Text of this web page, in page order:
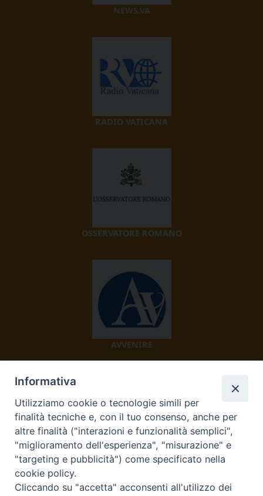
NEWS.VA
RADIO VATICANA
OSSERVATORE ROMANO
AVVENIRE
TV 2000
Informativa
Utilizziamo cookie o tecnologie simili per
finalità tecniche e, con il tuo consenso, anche per
altre finalità ("interazioni e funzionalità semplici",
"miglioramento dell'esperienza", "misurazione" e
"targeting e pubblicità") come specificato nella
cookie policy.
Cliccando su "accetta" acconsenti all'utilizzo dei